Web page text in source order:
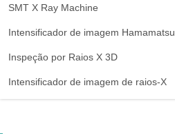
SMT X Ray Machine
Intensificador de imagem Hamamatsu
Inspeção por Raios X 3D
Intensificador de imagem de raios-X